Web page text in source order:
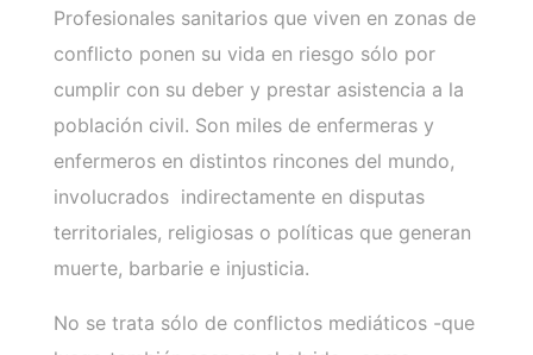
Profesionales sanitarios que viven en zonas de
conflicto ponen su vida en riesgo sólo por
cumplir con su deber y prestar asistencia a la
población civil. Son miles de enfermeras y
enfermeros en distintos rincones del mundo,
involucrados indirectamente en disputas
territoriales, religiosas o políticas que generan
muerte, barbarie e injusticia.
No se trata sólo de conflictos mediáticos -que